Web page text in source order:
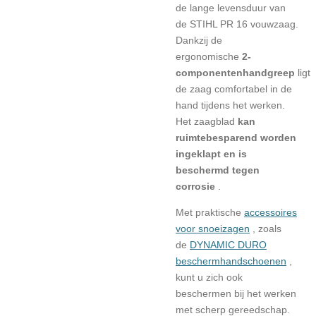
de lange levensduur van
de STIHL PR 16 vouwzaag.
Dankzij de
ergonomische 2-
componentenhandgreep ligt
de zaag comfortabel in de
hand tijdens het werken.
Het zaagblad kan
ruimtebesparend worden
ingeklapt en is
beschermd tegen
corrosie
Met praktische accessoires
voor snoeizagen
, zoals
de DYNAMIC DURO
beschermhandschoenen
kunt u zich ook
beschermen bij het werken
met scherp gereedschap.